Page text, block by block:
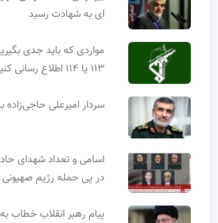
ای به شهادت رسید
مواردی که باید جدی
۱۱۳ یا ۱۱۴ اطلاع رسانی کنید
سردار امیرعلی
اسامی و تعداد شهدای
در پی حمله رژیم صهیونی
پیام رهبر انقلاب خطاب